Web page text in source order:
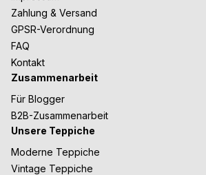
Zahlung & Versand
GPSR-Verordnung
FAQ
Kontakt
Zusammenarbeit
Für Blogger
B2B-Zusammenarbeit
Unsere Teppiche
Moderne Teppiche
Vintage Teppiche